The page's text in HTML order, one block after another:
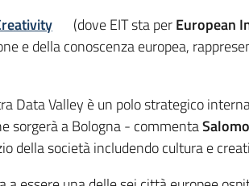
(dove EIT sta perEuropean
e della conoscenza europea,
Data Valley è un polo strategico
sorgerà a Bologna - commenta
società includendo cultura e